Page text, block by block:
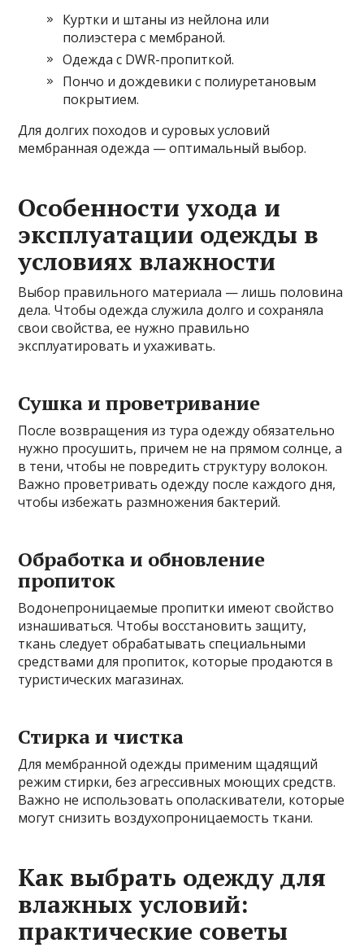
Куртки и штаны из нейлона или
полиэстера с мембраной.
Одежда с DWR-пропиткой.
Пончо и дождевики с полиуретановым
покрытием.
Для долгих походов и суровых условий
мембранная одежда — оптимальный выбор.
Особенности ухода и
эксплуатации одежды в
условиях влажности
Выбор правильного материала — лишь половина
дела. Чтобы одежда служила долго и сохраняла
свои свойства, ее нужно правильно
эксплуатировать и ухаживать.
Сушка и проветривание
После возвращения из тура одежду обязательно
нужно просушить, причем не на прямом солнце, а
в тени, чтобы не повредить структуру волокон.
Важно проветривать одежду после каждого дня,
чтобы избежать размножения бактерий.
Обработка и обновление
пропиток
Водонепроницаемые пропитки имеют свойство
изнашиваться. Чтобы восстановить защиту,
ткань следует обрабатывать специальными
средствами для пропиток, которые продаются в
туристических магазинах.
Стирка и чистка
Для мембранной одежды применим щадящий
режим стирки, без агрессивных моющих средств.
Важно не использовать ополаскиватели, которые
могут снизить воздухопроницаемость ткани.
Как выбрать одежду для
влажных условий:
практические советы